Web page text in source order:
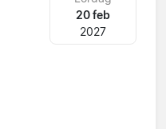
20 feb
2027